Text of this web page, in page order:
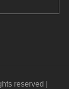
reserved |